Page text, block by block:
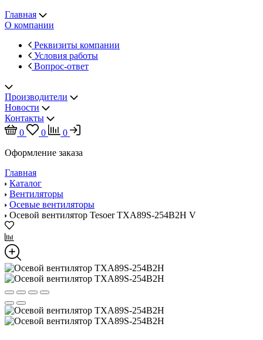
Главная
О компании
Реквизиты компании
Условия работы
Вопрос-ответ
Производители
Новости
Контакты
0
0
0
Оформление заказа
Главная
Каталог
Вентиляторы
Осевые вентиляторы
Осевой вентилятор Tesoer TXA89S-254B2H V